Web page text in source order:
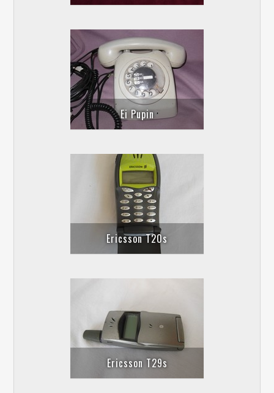
Ei Pupin
Ericsson T20s
Ericsson T29s